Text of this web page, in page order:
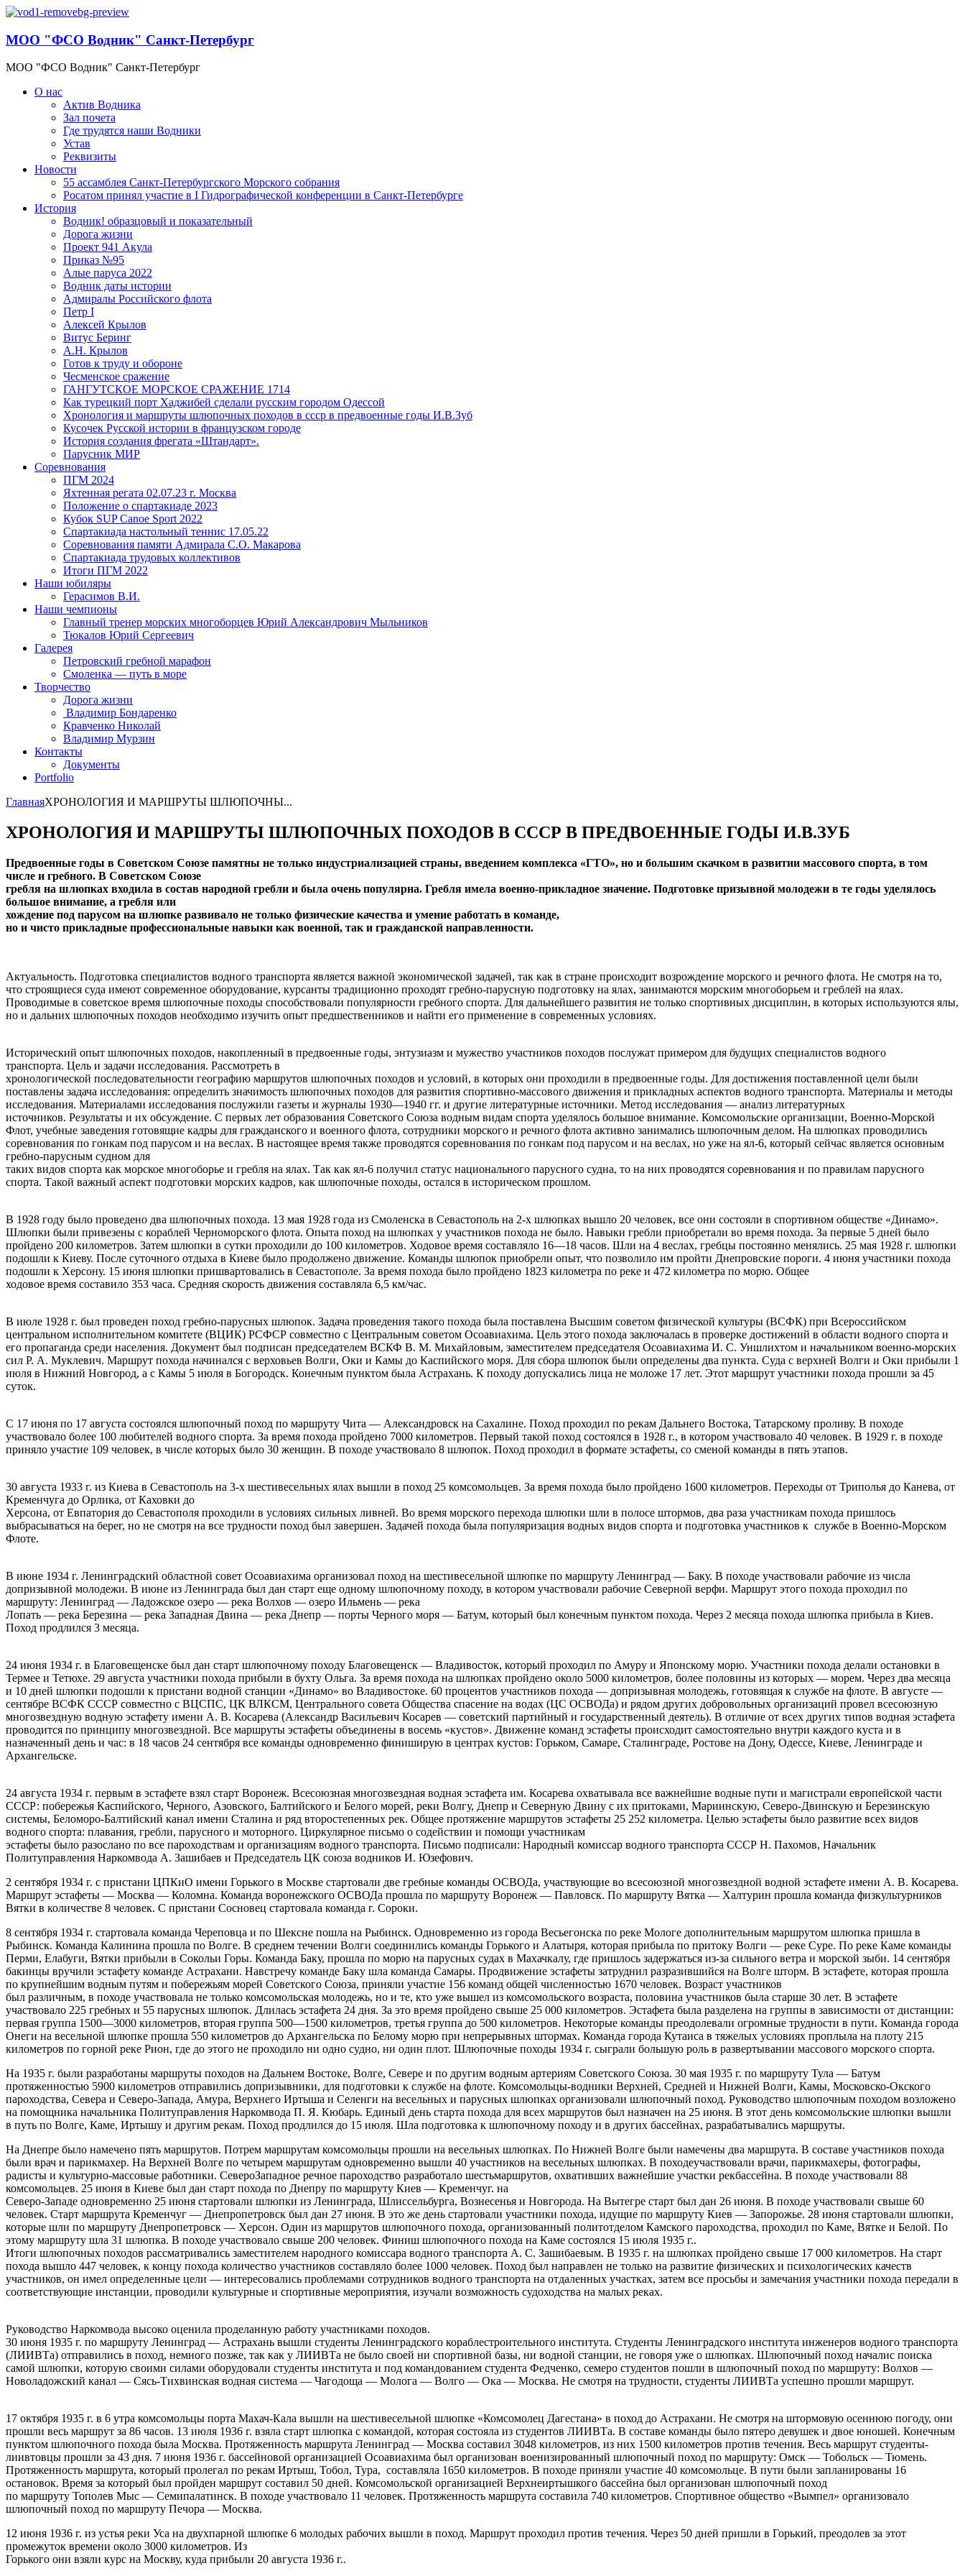
МОО "ФСО Водник" Санкт-Петербург
МОО "ФСО Водник" Санкт-Петербург
О нас
Актив Водника
Зал почета
Где трудятся наши Водники
Устав
Реквизиты
Новости
55 ассамблея Санкт-Петербургского Морского собрания
Росатом принял участие в I Гидрографической конференции в Санкт-Петербурге
История
Водник! образцовый и показательный
Дорога жизни
Проект 941 Акула
Приказ №95
Алые паруса 2022
Водник даты истории
Адмиралы Российского флота
Петр I
Алексей Крылов
Витус Беринг
А.Н. Крылов
Готов к труду и обороне
Чесменское сражение
ГАНГУТСКОЕ МОРСКОЕ СРАЖЕНИЕ 1714
Как турецкий порт Хаджибей сделали русским городом Одессой
Хронология и маршруты шлюпочных походов в ссср в предвоенные годы И.В.Зуб
Кусочек Русской истории в французском городе
История создания фрегата «Штандарт».
Парусник МИР
Соревнования
ПГМ 2024
Яхтенная регата 02.07.23 г. Москва
Положение о спартакиаде 2023
Кубок SUP Canoe Sport 2022
Спартакиада настольный теннис 17.05.22
Соревнования памяти Адмирала С.О. Макарова
Спартакиада трудовых коллективов
Итоги ПГМ 2022
Наши юбиляры
Герасимов В.И.
Наши чемпионы
Главный тренер морских многоборцев Юрий Александрович Мыльников
Тюкалов Юрий Сергеевич
Галерея
Петровский гребной марафон
Смоленка — путь в море
Творчество
Дорога жизни
Владимир Бондаренко
Кравченко Николай
Владимир Мурзин
Контакты
Документы
Portfolio
ГлавнаяХРОНОЛОГИЯ И МАРШРУТЫ ШЛЮПОЧНЫ...
ХРОНОЛОГИЯ И МАРШРУТЫ ШЛЮПОЧНЫХ ПОХОДОВ В СССР В ПРЕДВОЕННЫЕ ГОДЫ И.В.ЗУБ
Предвоенные годы в Советском Союзе памятны не только индустриализацией страны, введением комплекса «ГТО», но и большим скачком в развитии массового спорта, в том
числе и гребного. В Советском Союзе
гребля на шлюпках входила в состав народной гребли и была очень популярна. Гребля имела военно-прикладное значение. Подготовке призывной молодежи в те годы уделялось
большое внимание, а гребля или
хождение под парусом на шлюпке развивало не только физические качества и умение работать в команде,
но и чисто прикладные профессиональные навыки как военной, так и гражданской направленности.
Актуальность. Подготовка специалистов водного транспорта является важной экономической задачей, так как в стране происходит возрождение морского и речного флота. Не смотря на то,
что строящиеся суда имеют современное оборудование, курсанты традиционно проходят гребно-парусную подготовку на ялах, занимаются морским многоборьем и греблей на ялах.
Проводимые в советское время шлюпочные походы способствовали популярности гребного спорта. Для дальнейшего развития не только спортивных дисциплин, в которых используются ялы,
но и дальних шлюпочных походов необходимо изучить опыт предшественников и найти его применение в современных условиях.
Исторический опыт шлюпочных походов, накопленный в предвоенные годы, энтузиазм и мужество участников походов послужат примером для будущих специалистов водного
транспорта. Цель и задачи исследования. Рассмотреть в
хронологической последовательности географию маршрутов шлюпочных походов и условий, в которых они проходили в предвоенные годы. Для достижения поставленной цели были
поставлены задача исследования: определить значимость шлюпочных походов для развития спортивно-массового движения и прикладных аспектов водного транспорта. Материалы и методы
исследования. Материалами исследования послужили газеты и журналы 1930—1940 гг. и другие литературные источники. Метод исследования — анализ литературных
источников. Результаты и их обсуждение. С первых лет образования Советского Союза водным видам спорта уделялось большое внимание. Комсомольские организации, Военно-Морской
Флот, учебные заведения готовящие кадры для гражданского и военного флота, сотрудники морского и речного флота активно занимались шлюпочным делом. На шлюпках проводились
соревнования по гонкам под парусом и на веслах. В настоящее время также проводятся соревнования по гонкам под парусом и на веслах, но уже на ял-6, который сейчас является основным
гребно-парусным судном для
таких видов спорта как морское многоборье и гребля на ялах. Так как ял-6 получил статус национального парусного судна, то на них проводятся соревнования и по правилам парусного
спорта. Такой важный аспект подготовки морских кадров, как шлюпочные походы, остался в историческом прошлом.
В 1928 году было проведено два шлюпочных похода. 13 мая 1928 года из Смоленска в Севастополь на 2-х шлюпках вышло 20 человек, все они состояли в спортивном обществе «Динамо».
Шлюпки были привезены с кораблей Черноморского флота. Опыта поход на шлюпках у участников похода не было. Навыки гребли приобретали во время похода. За первые 5 дней было
пройдено 200 километров. Затем шлюпки в сутки проходили до 100 километров. Ходовое время составляло 16—18 часов. Шли на 4 веслах, гребцы постоянно менялись. 25 мая 1928 г. шлюпки
подошли к Киеву. После суточного отдыха в Киеве было продолжено движение. Команды шлюпок приобрели опыт, что позволило им пройти Днепровские пороги. 4 июня участники похода
подошли к Херсону. 15 июня шлюпки пришвартовались в Севастополе. За время похода было пройдено 1823 километра по реке и 472 километра по морю. Общее
ходовое время составило 353 часа. Средняя скорость движения составляла 6,5 км/час.
В июле 1928 г. был проведен поход гребно-парусных шлюпок. Задача проведения такого похода была поставлена Высшим советом физической культуры (ВСФК) при Всероссийском
центральном исполнительном комитете (ВЦИК) РСФСР совместно с Центральным советом Осоавиахима. Цель этого похода заключалась в проверке достижений в области водного спорта и
его пропаганда среди населения. Документ был подписан председателем ВСКФ В. М. Михайловым, заместителем председателя Осоавиахима И. С. Уншлихтом и начальником военно-морских
сил Р. А. Муклевич. Маршрут похода начинался с верховьев Волги, Оки и Камы до Каспийского моря. Для сбора шлюпок были определены два пункта. Суда с верхней Волги и Оки прибыли 1
июля в Нижний Новгород, а с Камы 5 июля в Богородск. Конечным пунктом была Астрахань. К походу допускались лица не моложе 17 лет. Этот маршрут участники похода прошли за 45
суток.
С 17 июня по 17 августа состоялся шлюпочный поход по маршруту Чита — Александровск на Сахалине. Поход проходил по рекам Дальнего Востока, Татарскому проливу. В походе
участвовало более 100 любителей водного спорта. За время похода пройдено 7000 километров. Первый такой поход состоялся в 1928 г., в котором участвовало 40 человек. В 1929 г. в походе
приняло участие 109 человек, в числе которых было 30 женщин. В походе участвовало 8 шлюпок. Поход проходил в формате эстафеты, со сменой команды в пять этапов.
30 августа 1933 г. из Киева в Севастополь на 3-х шестивесельных ялах вышли в поход 25 комсомольцев. За время похода было пройдено 1600 километров. Переходы от Триполья до Канева, от
Кременчуга до Орлика, от Каховки до
Херсона, от Евпатория до Севастополя проходили в условиях сильных ливней. Во время морского перехода шлюпки шли в полосе штормов, два раза участникам похода пришлось
выбрасываться на берег, но не смотря на все трудности поход был завершен. Задачей похода была популяризация водных видов спорта и подготовка участников к службе в Военно-Морском
Флоте.
В июне 1934 г. Ленинградский областной совет Осоавиахима организовал поход на шестивесельной шлюпке по маршруту Ленинград — Баку. В походе участвовали рабочие из числа
допризывной молодежи. В июне из Ленинграда был дан старт еще одному шлюпочному походу, в котором участвовали рабочие Северной верфи. Маршрут этого похода проходил по
маршруту: Ленинград — Ладожское озеро — река Волхов — озеро Ильмень — река
Лопать — река Березина — река Западная Двина — река Днепр — порты Черного моря — Батум, который был конечным пунктом похода. Через 2 месяца похода шлюпка прибыла в Киев.
Поход продлился 3 месяца.
24 июня 1934 г. в Благовещенске был дан старт шлюпочному походу Благовещенск — Владивосток, который проходил по Амуру и Японскому морю. Участники похода делали остановки в
Термее и Тетюхе. 29 августа участники похода прибыли в бухту Ольга. За время похода на шлюпках пройдено около 5000 километров, более половины из которых — морем. Через два месяца
и 10 дней шлюпки подошли к пристани водной станции «Динамо» во Владивостоке. 60 процентов участников похода — допризывная молодежь, готовящая к службе на флоте. В августе —
сентябре ВСФК СССР совместно с ВЦСПС, ЦК ВЛКСМ, Центрального совета Общества спасение на водах (ЦС ОСВОДа) и рядом других добровольных организаций провел всесоюзную
многозвездную водную эстафету имени А. В. Косарева (Александр Васильевич Косарев — советский партийный и государственный деятель). В отличие от всех других типов водная эстафета
проводится по принципу многозвездной. Все маршруты эстафеты объединены в восемь «кустов». Движение команд эстафеты происходит самостоятельно внутри каждого куста и в
назначенный день и час: в 18 часов 24 сентября все команды одновременно финиширую в центрах кустов: Горьком, Самаре, Сталинграде, Ростове на Дону, Одессе, Киеве, Ленинграде и
Архангельске.
24 августа 1934 г. первым в эстафете взял старт Воронеж. Всесоюзная многозвездная водная эстафета им. Косарева охватывала все важнейшие водные пути и магистрали европейской части
СССР: побережья Каспийского, Черного, Азовского, Балтийского и Белого морей, реки Волгу, Днепр и Северную Двину с их притоками, Мариинскую, Северо-Двинскую и Березинскую
системы, Беломоро-Балтийский канал имени Сталина и ряд второстепенных рек. Общее протяжение маршрутов эстафеты 25 252 километра. Целью эстафеты было развитие всех видов
водного спорта: плавания, гребли, парусного и моторного. Циркулярное письмо о содействии и помощи участникам
эстафеты было разослано по все пароходствам и организациям водного транспорта. Письмо подписали: Народный комиссар водного транспорта СССР Н. Пахомов, Начальник
Политуправления Наркомвода А. Зашибаев и Председатель ЦК союза водников И. Юзефович.
2 сентября 1934 г. с пристани ЦПКиО имени Горького в Москве стартовали две гребные команды ОСВОДа, участвующие во всесоюзной многозвездной водной эстафете имени А. В. Косарева.
Маршрут эстафеты — Москва — Коломна. Команда воронежского ОСВОДа прошла по маршруту Воронеж — Павловск. По маршруту Вятка — Халтурин прошла команда физкультурников
Вятки в количестве 8 человек. С пристани Сосновец стартовала команда г. Сороки.
8 сентября 1934 г. стартовала команда Череповца и по Шексне пошла на Рыбинск. Одновременно из города Весьегонска по реке Мологе дополнительным маршрутом шлюпка пришла в
Рыбинск. Команда Калинина прошла по Волге. В среднем течении Волги соединились команды Горького и Алатыря, которая прибыла по притоку Волги — реке Суре. По реке Каме команды
Перми, Елабуги, Вятки прибыли в Сокольи Горы. Команда Баку, прошла по морю на парусных судах в Махачкалу, где пришлось задержаться из-за сильного ветра и морской зыби. 14 сентября
бакинцы вручили эстафету команде Астрахани. Навстречу команде Баку шла команда Самары. Продвижение эстафеты затруднил разразившийся на Волге шторм. В эстафете, которая прошла
по крупнейшим водным путям и побережьям морей Советского Союза, приняли участие 156 команд общей численностью 1670 человек. Возраст участников
был различным, в походе участвовала не только комсомольская молодежь, но и те, кто уже вышел из комсомольского возраста, половина участников была старше 30 лет. В эстафете
участвовало 225 гребных и 55 парусных шлюпок. Длилась эстафета 24 дня. За это время пройдено свыше 25 000 километров. Эстафета была разделена на группы в зависимости от дистанции:
первая группа 1500—3000 километров, вторая группа 500—1500 километров, третья группа до 500 километров. Некоторые команды преодолевали огромные трудности в пути. Команда города
Онеги на весельной шлюпке прошла 550 километров до Архангельска по Белому морю при непрерывных штормах. Команда города Кутаиса в тяжелых условиях проплыла на плоту 215
километров по горной реке Рион, где до этого не проходило ни одно судно, ни один плот. Шлюпочные походы 1934 г. сыграли большую роль в развертывании массового морского спорта.
На 1935 г. были разработаны маршруты походов на Дальнем Востоке, Волге, Севере и по другим водным артериям Советского Союза. 30 мая 1935 г. по маршруту Тула — Батум
протяженностью 5900 километров отправились допризывники, для подготовки к службе на флоте. Комсомольцы-водники Верхней, Средней и Нижней Волги, Камы, Московско-Окского
пароходства, Севера и Северо-Запада, Амура, Верхнего Иртыша и Селенги на весельных и парусных шлюпках организовали шлюпочный поход. Руководство шлюпочным походом возложено
на помощника начальника Политуправления Наркомвода П. Я. Кюбарь. Единый день старта похода для всех маршрутов был назначен на 25 июня. В этот день комсомольские шлюпки вышли
в путь по Волге, Каме, Иртышу и другим рекам. Поход продлился до 15 июля. Шла подготовка к шлюпочному походу и в других бассейнах, разрабатывались маршруты.
На Днепре было намечено пять маршрутов. Потрем маршрутам комсомольцы прошли на весельных шлюпках. По Нижней Волге были намечены два маршрута. В составе участников похода
были врач и парикмахер. На Верхней Волге по четырем маршрутам одновременно вышли 40 участников на весельных шлюпках. В походеучаствовали врачи, парикмахеры, фотографы,
радисты и культурно-массовые работники. СевероЗападное речное пароходство разработало шестьмаршрутов, охвативших важнейшие участки рекбассейна. В походе участвовали 88
комсомольцев. 25 июня в Киеве был дан старт похода по Днепру по маршруту Киев — Кременчуг. на
Северо-Западе одновременно 25 июня стартовали шлюпки из Ленинграда, Шлиссельбурга, Вознесенья и Новгорода. На Вытегре старт был дан 26 июня. В походе участвовали свыше 60
человек. Старт маршрута Кременчуг — Днепропетровск был дан 27 июня. В это же день стартовали участники похода, идущие по маршруту Киев — Запорожье. 28 июня стартовали шлюпки,
которые шли по маршруту Днепропетровск — Херсон. Один из маршрутов шлюпочного похода, организованный политотделом Камского пароходства, проходил по Каме, Вятке и Белой. По
этому маршруту шла 31 шлюпка. В походе участвовало свыше 200 человек. Финиш шлюпочного похода на Каме состоялся 15 июля 1935 г..
Итоги шлюпочных походов рассматривались заместителем народного комиссара водного транспорта А. С. Зашибаевым. В 1935 г. на шлюпках пройдено свыше 17 000 километров. На старт
похода вышло 447 человек, к концу похода количество участников составляло более 1000 человек. Поход был направлен не только на развитие физических и психологических качеств
участников, он имел определенные цели — интересовались проблемами сотрудников водного транспорта на отдаленных участках, затем все просьбы и замечания участники похода передали в
соответствующие инстанции, проводили культурные и спортивные мероприятия, изучали возможность судоходства на малых реках.
Руководство Наркомвода высоко оценила проделанную работу участниками походов.
30 июня 1935 г. по маршруту Ленинград — Астрахань вышли студенты Ленинградского кораблестроительного института. Студенты Ленинградского института инженеров водного транспорта
(ЛИИВТа) отправились в поход, немного позже, так как у ЛИИВТа не было своей ни спортивной базы, ни водной станции, не говоря уже о шлюпках. Шлюпочный поход началис поиска
самой шлюпки, которую своими силами оборудовали студенты института и под командованием студента Федченко, семеро студентов пошли в шлюпочный поход по маршруту: Волхов —
Новоладожский канал — Сясь-Тихвинская водная система — Чагодоща — Молога — Волго — Ока — Москва. Не смотря на трудности, студенты ЛИИВТа успешно прошли маршрут.
17 октября 1935 г. в 6 утра комсомольцы порта Махач-Кала вышли на шестивесельной шлюпке «Комсомолец Дагестана» в поход до Астрахани. Не смотря на штормовую осеннюю погоду, они
прошли весь маршрут за 86 часов. 13 июля 1936 г. взяла старт шлюпка с командой, которая состояла из студентов ЛИИВТа. В составе команды было пятеро девушек и двое юношей. Конечным
пунктом шлюпочного похода была Москва. Протяженность маршрута Ленинград — Москва составил 3048 километров, из них 1500 километров против течения. Весь маршрут студенты-
лиивтовцы прошли за 43 дня. 7 июня 1936 г. бассейновой организацией Осоавиахима был организован военизированный шлюпочный поход по маршруту: Омск — Тобольск — Тюмень.
Протяженность маршрута, который пролегал по рекам Иртыш, Тобол, Тура, составляла 1650 километров. В походе приняли участие 40 комсомольце. В пути были запланированы 16
остановок. Время за который был пройден маршрут составил 50 дней. Комсомольской организацией Верхнеиртышкого бассейна был организован шлюпочный поход
по маршруту Тополев Мыс — Семипалатинск. В походе участвовало 11 человек. Протяженность маршрута составила 740 километров. Спортивное общество «Вымпел» организовало
шлюпочный поход по маршруту Печора — Москва.
12 июня 1936 г. из устья реки Уса на двухпарной шлюпке 6 молодых рабочих вышли в поход. Маршрут проходил против течения. Через 50 дней пришли в Горький, преодолев за этот
промежуток времени около 3000 километров. Из
Горького они взяли курс на Москву, куда прибыли 20 августа 1936 г..